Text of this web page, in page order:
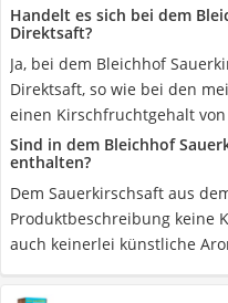
Handelt es sich bei dem
Direktsaft?
Ja, bei dem Bleichhof
Direktsaft, so wie bei den
einen Kirschfruchtgehalt von
Sind in dem Bleichhof
enthalten?
Dem Sauerkirschsaft aus
Produktbeschreibung keine
auch keinerlei künstliche